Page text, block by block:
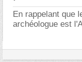
En rappelant que
archéologue est